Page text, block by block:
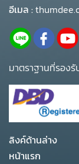
อีเมล :
มาตราฐานที่รองรั
ลิงค์ด้านล่าง
หน้าแรก